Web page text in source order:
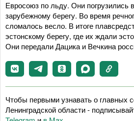
Евросоюз по льду. Они погрузились
зарубежному берегу. Во время
сломалось весло. В итоге
эстонскому берегу, где их ждали
Они передали Дацика и Вечкина
Чтобы первыми узнавать о главных
Ленинградской области -